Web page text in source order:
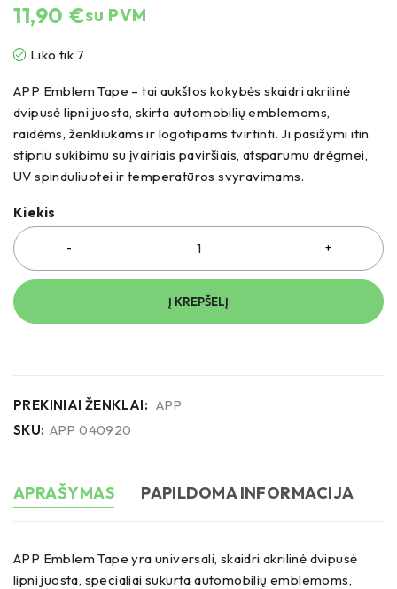
11,90 €su PVM
Liko tik 7
APP Emblem Tape – tai aukštos kokybės skaidriakrilinė
dvipusė lipni juosta, skirta automobilių emblemoms,
raidėms, ženkliukams ir logotipams tvirtinti. Ji pasižymi itin
stipriu sukibimu su įvairiais paviršiais, atsparumu drėgmei,
UV spinduliuotei ir temperatūros svyravimams.
Kiekis
Į KREPŠELĮ
PREKINIAI ŽENKLAI: APP
SKU: APP 040920
APRAŠYMAS PAPILDOMA INFORMACIJA
APP Emblem Tape yra universali, skaidri akrilinė dvipusė
lipni juosta, specialiai sukurta automobilių emblemoms,